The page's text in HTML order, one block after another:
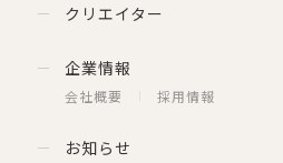
クリエイター
企業情報
会社概要 採用情報
お知らせ